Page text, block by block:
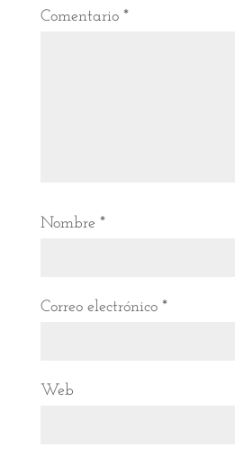
Comentario *
Nombre *
Correo electrónico *
Web